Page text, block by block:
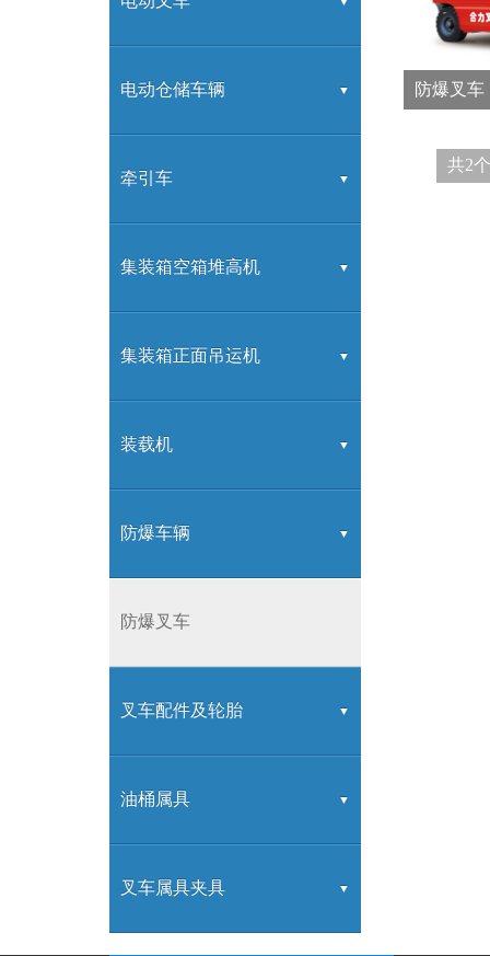
K系列
H2000系列
H3系列
G系列
高频充电机
G系列充电机
H系列
电动仓储车辆
交流前移动式蓄电池叉车
交流蓄电池托盘堆垛车
蓄电池托盘搬运车
牵引车
电动牵引车
电动搬运车
合力拖车产品
内燃牵引车
集装箱空箱堆高机
2-8层堆高机
集装箱正面吊运机
正面吊
装载机
装载机
防爆车辆
防爆叉车
叉车配件及轮胎
叉车配件
油桶属具
叉车属具
叉车属具夹具
防爆叉车
共2个